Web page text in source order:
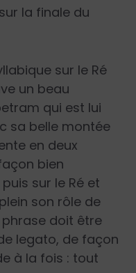
la finale du
sur le Ré
un beau
qui est lui
sa belle montée
en deux
bien
sur le Ré et
son rôle de
doit être
legato, de façon
à la fois : tout